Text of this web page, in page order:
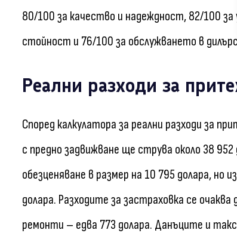
80/100 за качество и надеждност, 82/100
стойност и 76/100 за обслужването в
Реални разходи за
Според калкулатора за реални разходи за
с предно задвижване ще струва около 38
обезценяване в размер на 10 795 долара,
долара. Разходите за застраховка се
ремонти – едва 773 долара. Данъците и